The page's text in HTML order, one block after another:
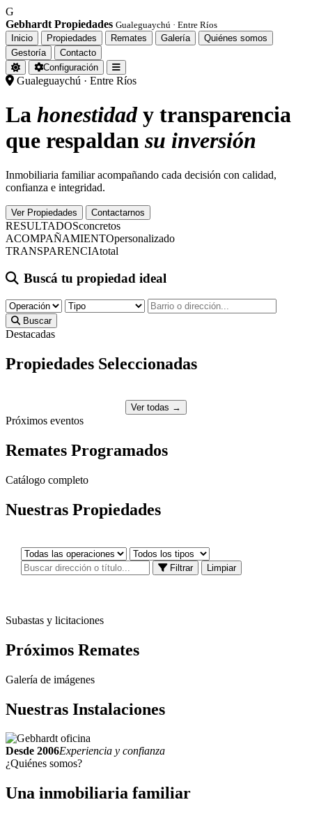
G
Gebhardt Propiedades Gualeguaychú · Entre Ríos
Inicio
Propiedades Remates Galería
Quiénes somos
Gestoría
Contacto
Configuración
Gualeguaychú · Entre Ríos
La honestidady transparencia
que respaldan su inversión
Inmobiliaria familiar acompañando cada decisión con calidad,
confianza e integridad.
Ver Propiedades Contactarnos
RESULTADOSconcretos
ACOMPAÑAMIENTOpersonalizado
TRANSPARENCIAtotal
Buscá tu propiedad ideal
Buscar
Destacadas
Propiedades Seleccionadas
Ver todas →
Próximos eventos
Remates Programados
Catálogo completo
Nuestras Propiedades
Filtrar Limpiar
Subastas y licitaciones
Próximos Remates
Galería de imágenes
Nuestras Instalaciones
Desde 2006Experiencia y confianza
¿Quiénes somos?
Una inmobiliaria familiar